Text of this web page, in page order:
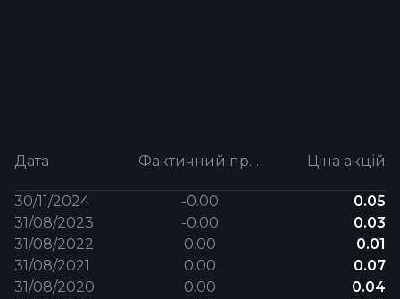
Дата Фактичний прибуток на акцію Ціна акцій
30/11/2024 -0.00
0.05
31/08/2023
-0.00
0.03
31/08/2022
0.00
0.01
31/08/2021
0.00
0.07
31/08/2020
0.00
0.04